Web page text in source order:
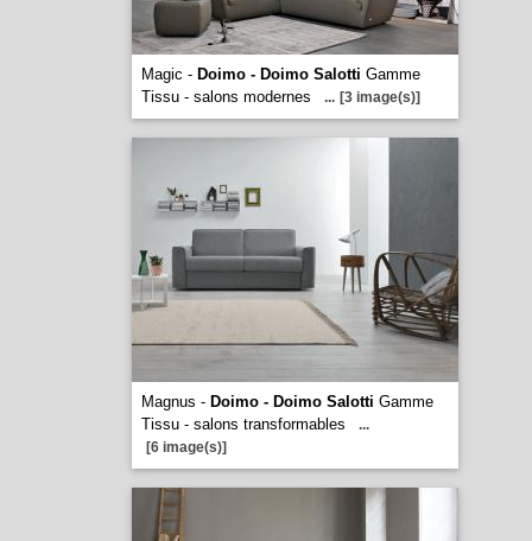
Magic - Doimo - Doimo Salotti Gamme
Tissu - salons modernes
... [3 image(s)]
Magnus - Doimo - Doimo Salotti Gamme
Tissu - salons transformables
...
[6 image(s)]